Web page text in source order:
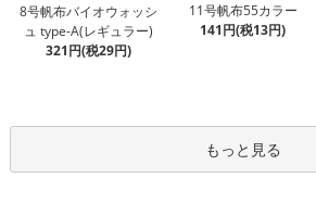
8号帆布バイオウォッシ
ュ type-A(レギュラー)
321円(税29円)
11号帆布55カラー
141円(税13円)
もっと見る